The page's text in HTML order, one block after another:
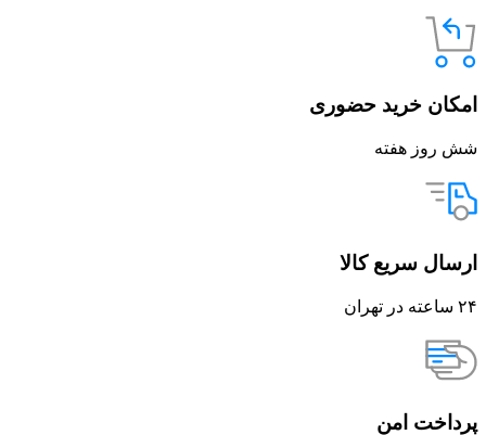
امکان خرید حضوری
شش روز هفته
ارسال سریع کالا
۲۴ ساعته در تهران
پرداخت امن